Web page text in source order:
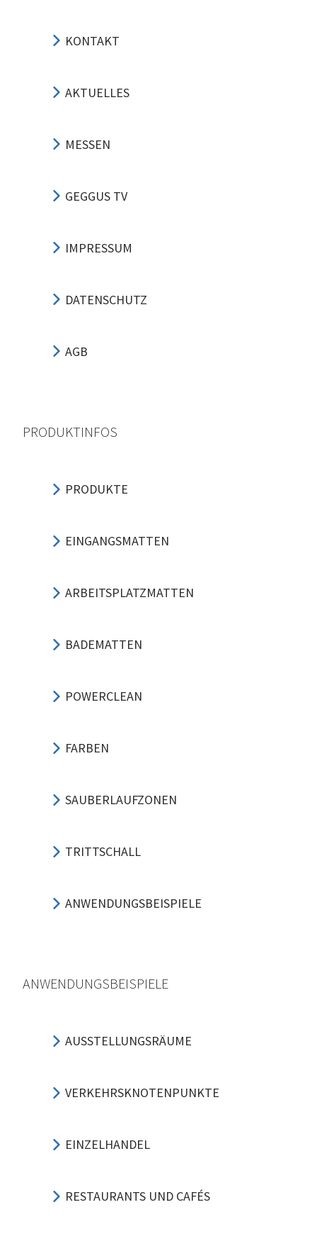
KONTAKT
AKTUELLES
MESSEN
GEGGUS TV
IMPRESSUM
DATENSCHUTZ
AGB
PRODUKTINFOS
PRODUKTE
EINGANGSMATTEN
ARBEITSPLATZMATTEN
BADEMATTEN
POWERCLEAN
FARBEN
SAUBERLAUFZONEN
TRITTSCHALL
ANWENDUNGSBEISPIELE
ANWENDUNGSBEISPIELE
AUSSTELLUNGSRÄUME
VERKEHRSKNOTENPUNKTE
EINZELHANDEL
RESTAURANTS UND CAFÉS